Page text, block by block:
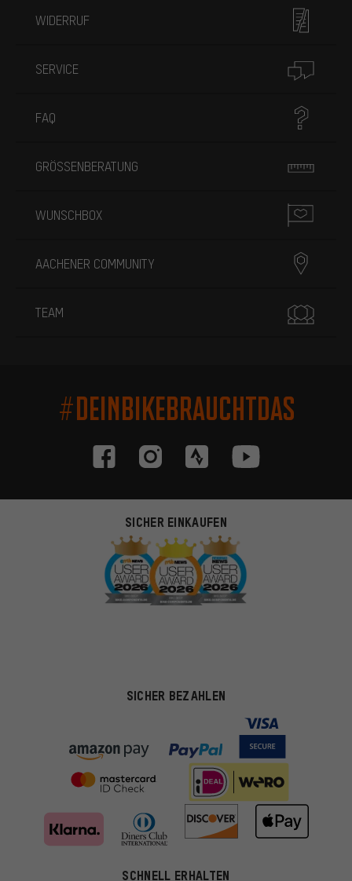
WIDERRUF
SERVICE
FAQ
GRÖSSENBERATUNG
WUNSCHBOX
AACHENER COMMUNITY
TEAM
#DEINBIKEBRAUCHTDAS
SICHER EINKAUFEN
SICHER BEZAHLEN
SCHNELL ERHALTEN